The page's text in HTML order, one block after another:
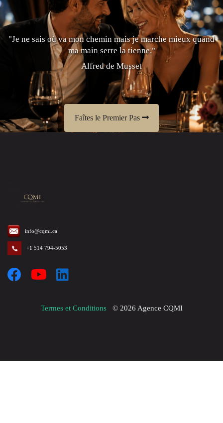
"Je ne sais où va mon chemin mais je marche mieux quand
ma main serre la tienne."
Alfred de Musset
Faîtes le Premier Pas
info@cqmi.ca
+1 514 794-5053
Termes et Conditions© 2026 Agence CQMI